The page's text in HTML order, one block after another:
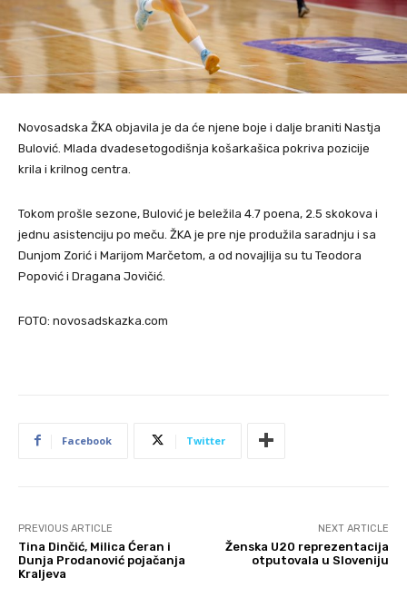
Novosadska ŽKA objavila je da će njene boje i dalje braniti Nastja
Bulović. Mlada dvadesetogodišnja košarkašica pokriva pozicije
krila i krilnog centra.
Tokom prošle sezone, Bulović je beležila 4.7 poena, 2.5 skokova i
jednu asistenciju po meču. ŽKA je pre nje produžila saradnju i sa
Dunjom Zorić i Marijom Marčetom, a od novajlija su tu Teodora
Popović i Dragana Jovičić.
FOTO: novosadskazka.com
Facebook Twitter
PREVIOUS ARTICLE
Tina Dinčić, Milica Ćeran i
Dunja Prodanović pojačanja
Kraljeva
NEXT ARTICLE
Ženska U20 reprezentacija
otputovala u Sloveniju